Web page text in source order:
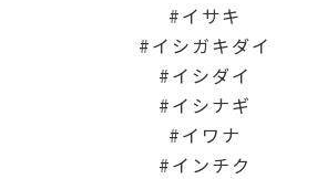
イサキ
イシガキダイ
イシダイ
イシナギ
イワナ
インチク